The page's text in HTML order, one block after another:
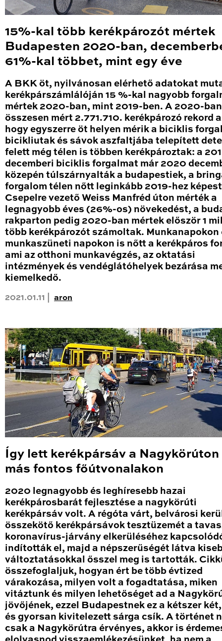
15%-kal több kerékpározót mértek
Budapesten 2020-ban,
61%-kal többet, mint egy éve
A BKK öt, nyilvánosan elérhető adatokat
kerékpárszámlálóján 15 %-kal nagyobb
mértek 2020-ban, mint 2019-ben. A 2020-ban
összesen mért 2.771.710. kerékpározó rekord
hogy egyszerre öt helyen mérik a biciklis
bicikliutak és sávok aszfaltjába telepített
felett még télen is többen kerékpároztak: a
decemberi biciklis forgalmat már 2020
közepén túlszárnyalták a budapestiek, a
forgalom télen nőtt leginkább 2019-hez
Csepelre vezető Weiss Manfréd úton mérték a
legnagyobb éves (26%-os) növekedést, a
rakparton pedig 2020-ban mértek először 1
több kerékpározót számoltak. Munkanapokon
munkaszüneti napokon is nőtt a kerékpáros
ami az otthoni munkavégzés, az oktatási
intézmények és vendéglátóhelyek bezárása
kiemelkedő.
2021.01.11 | aron
Így lett kerékpársáv a Nagykörúton
más fontos főútvonalakon
2020 legnagyobb és leghíresebb hazai
kerékpárosbarát fejlesztése a nagykörúti
kerékpársáv volt. A régóta várt, belvárosi
összekötő kerékpársávok tesztüzemét a
koronavírus-járvány elkerüléséhez
indították el, majd a népszerűségét látva
változtatásokkal ősszel meg is tartották.
összefoglaljuk, hogyan ért be több évtized
várakozása, milyen volt a fogadtatása, miken
vitáztunk és milyen lehetőséget ad a
jövőjének, ezzel Budapestnek ez a kétszer
és gyorsan kivitelezett sárga csík. A történet
csak a Nagykörútra érvényes, akkor is